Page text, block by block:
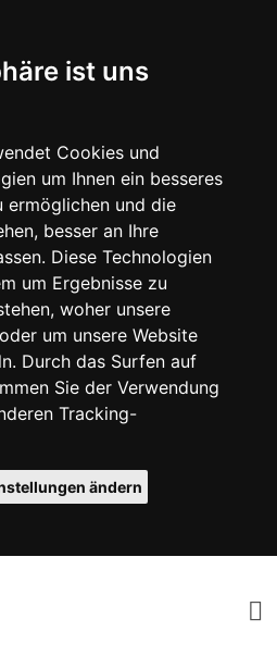
ist uns
Cookies und
um Ihnen ein besseres
ermöglichen und die
besser an Ihre
Diese Technologien
um Ergebnisse zu
woher unsere
um unsere Website
Durch das Surfen auf
Sie der Verwendung
Tracking-
ändern